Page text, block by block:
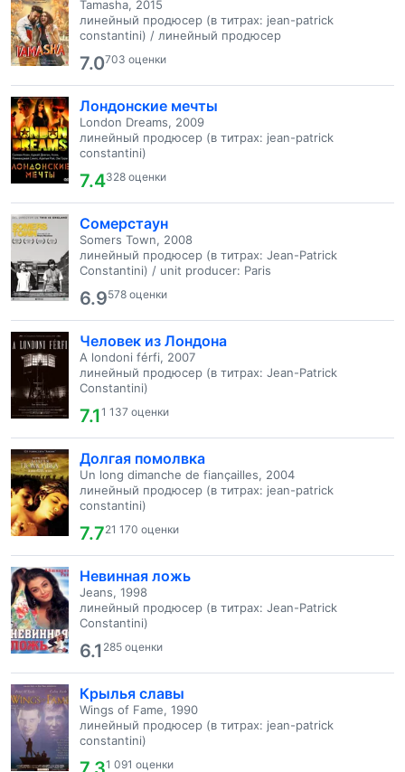
Tamasha, 2015
линейный продюсер (в титрах: jean-patrick
constantini) / линейный продюсер
7.0703 оценки
Лондонские мечты
London Dreams, 2009
линейный продюсер (в титрах: jean-patrick
constantini)
7.4328 оценки
Сомерстаун
Somers Town, 2008
линейный продюсер (в титрах: Jean-Patrick
Constantini) / unit producer: Paris
6.9578 оценки
Человек из Лондона
A londoni férfi, 2007
линейный продюсер (в титрах: Jean-Patrick
Constantini)
7.11 137 оценки
Долгая помолвка
Un long dimanche de fiançailles, 2004
линейный продюсер (в титрах: jean-patrick
constantini)
7.721 170 оценки
Невинная ложь
Jeans, 1998
линейный продюсер (в титрах: Jean-Patrick
Constantini)
6.1 285 оценки
Крылья славы
Wings of Fame, 1990
линейный продюсер (в титрах: jean-patrick
constantini)
1 091 оценки